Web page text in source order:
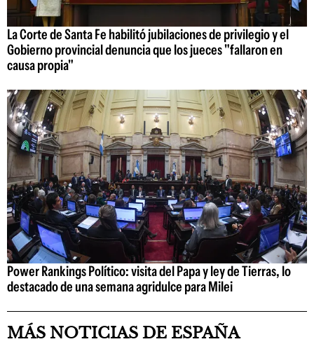
La Corte de Santa Fe habilitó jubilaciones de privilegio y el
Gobierno provincial denuncia que los jueces "fallaron en
causa propia"
Power Rankings Político: visita del Papa y ley de Tierras, lo
destacado de una semana agridulce para Milei
MÁS NOTICIAS DE ESPAÑA